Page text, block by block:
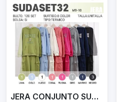
JERA CONJUNTO SUDASET32